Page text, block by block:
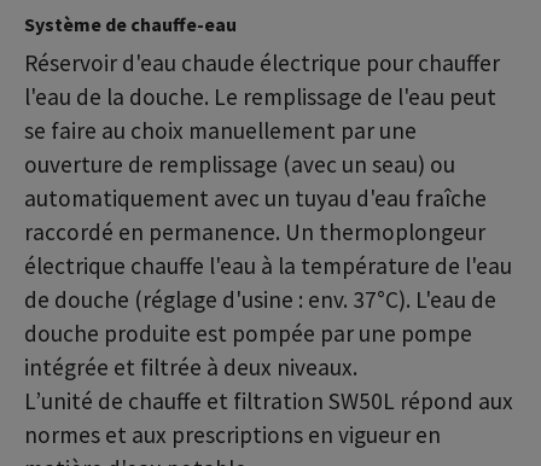
Système de chauffe-eau
Réservoir d'eau chaude électrique pour chauffer
l'eau de la douche. Le remplissage de l'eau peut
se faire au choix manuellement par une
ouverture de remplissage (avec un seau) ou
automatiquement avec un tuyau d'eau fraîche
raccordé en permanence. Un thermoplongeur
électrique chauffe l'eau à la température de l'eau
de douche (réglage d'usine : env. 37°C). L'eau de
douche produite est pompée par une pompe
intégrée et filtrée à deux niveaux.
L’unité de chauffe et filtration SW50L répond aux
normes et aux prescriptions en vigueur en